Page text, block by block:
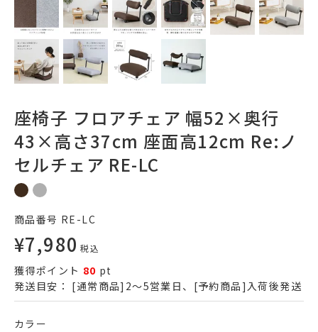
座椅子 フロアチェア 幅52×奥行
43×高さ37cm 座面高12cm Re:ノ
セルチェア RE-LC
商品番号 RE-LC
¥7,980 税込
獲得ポイント 80 pt
発送目安： [通常商品]2～5営業日、[予約商品]入荷後発送
カラー